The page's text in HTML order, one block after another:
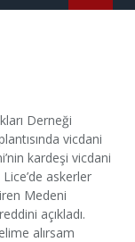
Derneği
vicdani
kardeşi vicdani
askerler
Medeni
açıkladı.
alırsam